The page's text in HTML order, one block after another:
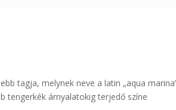
tagja, melynek neve a latin „aqua
tengerkék árnyalatokig terjedő színe